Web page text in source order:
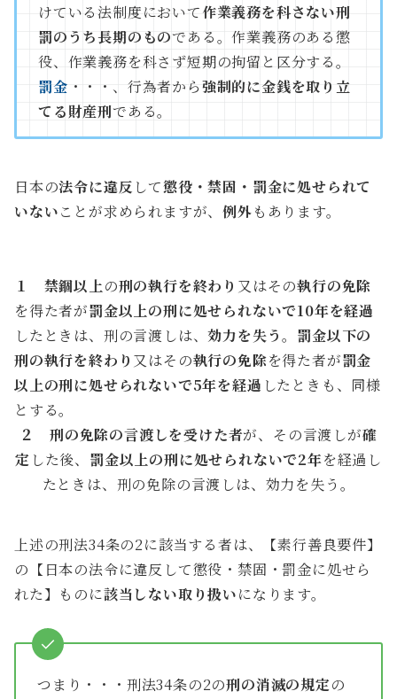
けている法制度において作業義務を科さない刑
罰のうち長期のものである。作業義務のある懲
役、作業義務を科さず短期の拘留と区分する。
罰金 ・・・、行為者から強制的に金銭を取り立
てる財産刑である。
日本の法令に違反 して懲役・禁固・罰金に処せられて
いないことが求められますが、例外もあります。
１
禁錮以上の刑の執行を終わり 又はその執行の免除
を得た者が罰金以上の刑に処せられないで10年を経過
したときは、刑の言渡しは、効力を失う。 罰金以下の
刑の執行を終わり 又はその執行の免除を得た者が罰金
以上の刑に処せられないで5年を経過 したときも、同様
とする。
２
刑の免除の言渡しを受けた者が、その言渡しが確
定 した後、 罰金以上の刑に処せられないで2年を経過し
たときは、刑の免除の言渡しは、効力を失う。
上述の刑法34条の2に該当する者は、【素行善良要件】
の【日本の法令に違反して懲役・禁固・罰金に処せら
れた】ものに該当しない取り扱いになります。
つまり・・・刑法34条の2の刑の消滅の規定の